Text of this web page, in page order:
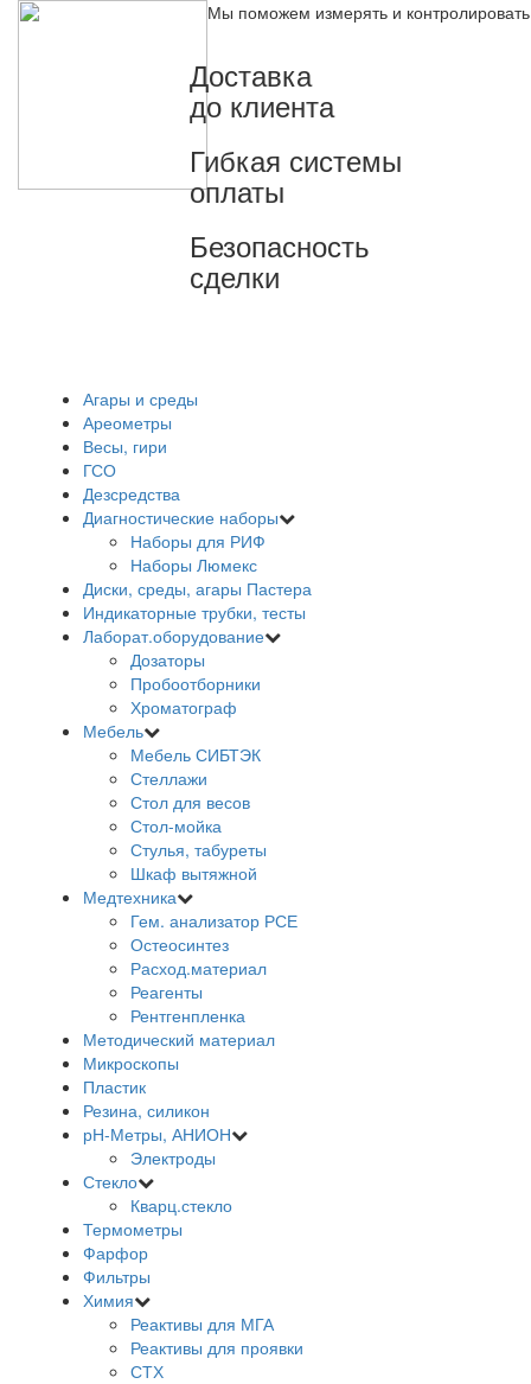
Мы поможем измерять и
Доставка
до клиента
Гибкая системы
оплаты
Безопасность
сделки
Агары и среды
Ареометры
Весы, гири
ГСО
Дезсредства
Диагностические наборы
Наборы для РИФ
Наборы Люмекс
Диски, среды, агары Пастера
Индикаторные трубки, тесты
Лаборат.оборудование
Дозаторы
Пробоотборники
Хроматограф
Мебель
Мебель СИБТЭК
Стеллажи
Стол для весов
Стол-мойка
Стулья, табуреты
Шкаф вытяжной
Медтехника
Гем. анализатор РСЕ
Остеосинтез
Расход.материал
Реагенты
Рентгенпленка
Методический материал
Микроскопы
Пластик
Резина, силикон
рН-Метры, АНИОН
Электроды
Стекло
Кварц.стекло
Термометры
Фарфор
Фильтры
Химия
Реактивы для МГА
Реактивы для проявки
СТХ